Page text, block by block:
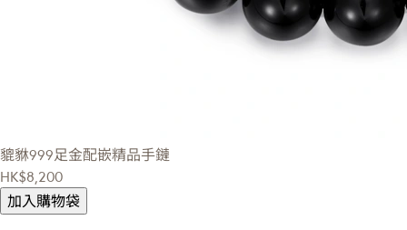
貔貅999足金配嵌精品手鏈
HK$8,200
加入購物袋